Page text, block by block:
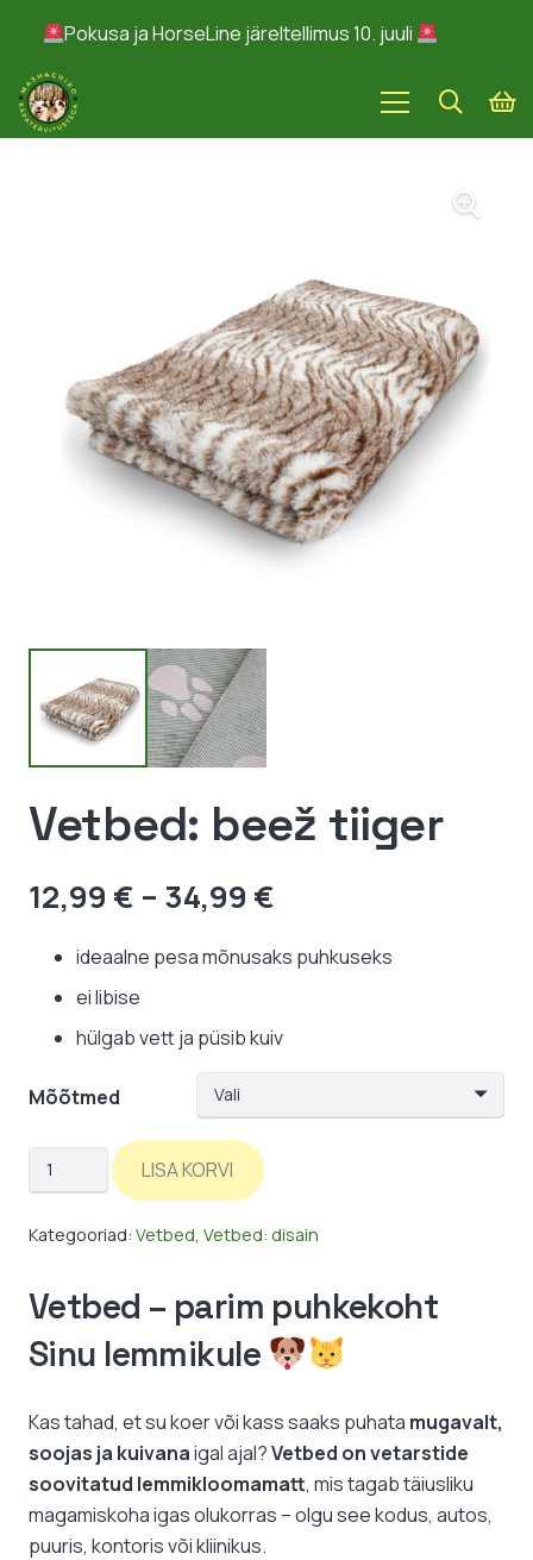
Pokusa ja HorseLine järeltellimus 10. juuli
Vetbed: beež tiiger
12,99 € – 34,99 €
kuni
ideaalne pesa mõnusaks puhkuseks
ei libise
hülgab vett ja püsib kuiv
Mõõtmed
Vetbed:
beež
tiiger
LISA KORVI
Kategooriad: Vetbed Vetbed: disain
Vetbed – parim puhkekoht
Sinu lemmikule
Kas tahad, et su koer või kass saaks puhata mugavalt,
soojas ja kuivanaigal ajal?Vetbed on vetarstide
soovitatud lemmikloomamatt, mis tagab täiusliku
magamiskoha igas olukorras – olgu see kodus, autos,
puuris, kontoris või kliinikus.